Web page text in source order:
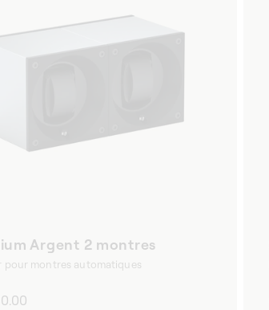
Argent 2 montres
pour montres automatiques